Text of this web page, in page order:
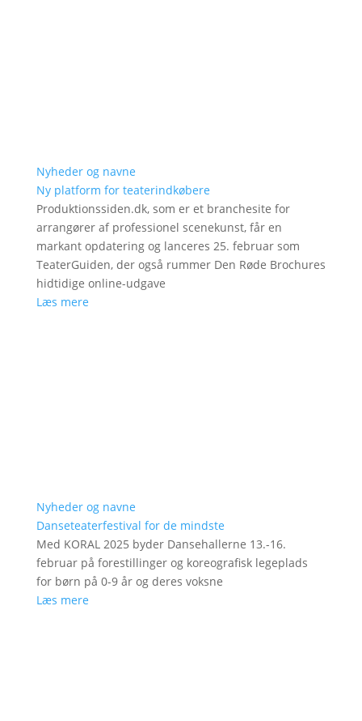
Nyheder og navne
Ny platform for teaterindkøbere
Produktionssiden.dk, som er et branchesite for
arrangører af professionel scenekunst, får en
markant opdatering og lanceres 25. februar som
TeaterGuiden, der også rummer Den Røde Brochures
hidtidige online-udgave
Læs mere
Nyheder og navne
Danseteaterfestival for de mindste
Med KORAL 2025 byder Dansehallerne 13.-16.
februar på forestillinger og koreografisk legeplads
for børn på 0-9 år og deres voksne
Læs mere